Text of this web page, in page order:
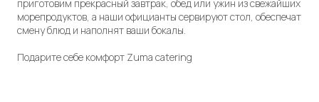
приготовим прекрасный завтрак, обед или ужин из свежайших
морепродуктов, а наши официанты сервируют стол, обеспечат
смену блюд и наполнят ваши бокалы.
Подарите себе комфорт Zuma catering